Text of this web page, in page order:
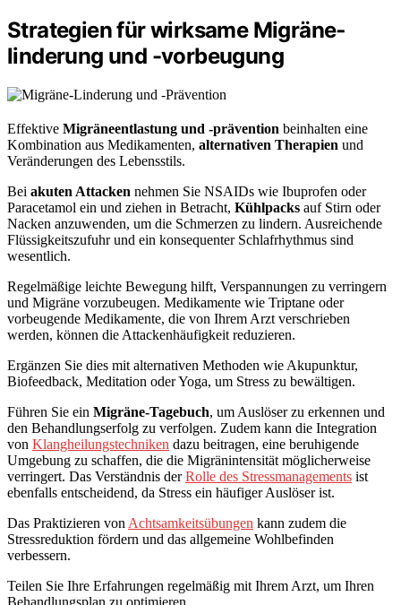
Strategien für wirksame Migräne­
linderung und -vorbeugung
Effektive Migräneentlastung und -prävention beinhalten eine
Kombination aus Medikamenten, alternativen Therapien und
Veränderungen des Lebensstils.
Bei akuten Attacken nehmen Sie NSAIDs wie Ibuprofen oder
Paracetamol ein und ziehen in Betracht, Kühlpacks auf Stirn oder
Nacken anzuwenden, um die Schmerzen zu lindern. Ausreichende
Flüssigkeitszufuhr und ein konsequenter Schlafrhythmus sind
wesentlich.
Regelmäßige leichte Bewegung hilft, Verspannungen zu verringern
und Migräne vorzubeugen. Medikamente wie Triptane oder
vorbeugende Medikamente, die von Ihrem Arzt verschrieben
werden, können die Attackenhäufigkeit reduzieren.
Ergänzen Sie dies mit alternativen Methoden wie Akupunktur,
Biofeedback, Meditation oder Yoga, um Stress zu bewältigen.
Führen Sie ein Migräne-Tagebuch, um Auslöser zu erkennen und
den Behandlungserfolg zu verfolgen. Zudem kann die Integration
von Klangheilungstechniken dazu beitragen, eine beruhigende
Umgebung zu schaffen, die die Migränintensität möglicherweise
verringert. Das Verständnis derRolle des Stressmanagements ist
ebenfalls entscheidend, da Stress ein häufiger Auslöser ist.
Das Praktizieren von Achtsamkeitsübungen kann zudem die
Stressreduktion fördern und das allgemeine Wohlbefinden
verbessern.
Teilen Sie Ihre Erfahrungen regelmäßig mit Ihrem Arzt, um Ihren